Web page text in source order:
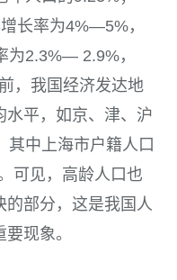
长率为4%—5%，
为2.3%— 2.9%，
，我国经济发达地
水平，如京、津、沪
其中上海市户籍人口
可见，高龄人口也
的部分，这是我国人
现象。